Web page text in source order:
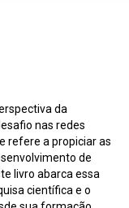
da
nas redes
refere a propiciar as
de
livro abarca essa
científica e o